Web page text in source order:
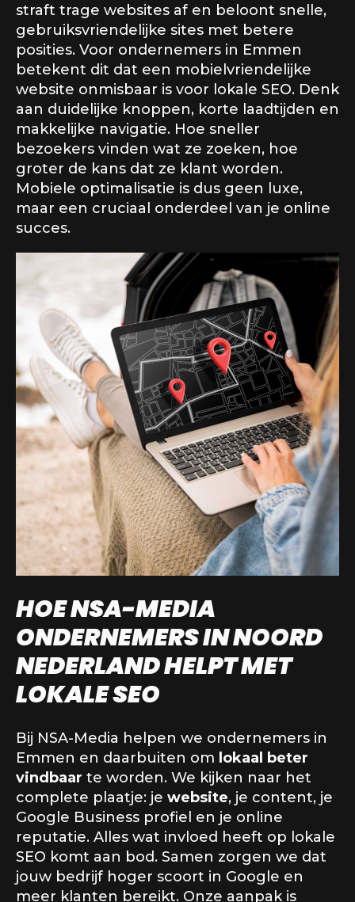
straft trage websites af en beloont snelle,
gebruiksvriendelijke sites met betere
posities. Voor ondernemers in Emmen
betekent dit dat een mobielvriendelijke
website onmisbaar is voor lokale SEO. Denk
aan duidelijke knoppen, korte laadtijden en
makkelijke navigatie. Hoe sneller
bezoekers vinden wat ze zoeken, hoe
groter de kans dat ze klant worden.
Mobiele optimalisatie is dus geen luxe,
maar een cruciaal onderdeel van je online
succes.
HOE NSA-MEDIA
ONDERNEMERS IN NOORD
NEDERLAND HELPT MET
LOKALE SEO
Bij NSA-Media helpen we ondernemers in
Emmen en daarbuiten om lokaal beter
vindbaar te worden. We kijken naar het
complete plaatje: je website, je content, je
Google Business profiel en je online
reputatie. Alles wat invloed heeft op lokale
SEO komt aan bod. Samen zorgen we dat
jouw bedrijf hoger scoort in Google en
meer klanten bereikt. Onze aanpak is